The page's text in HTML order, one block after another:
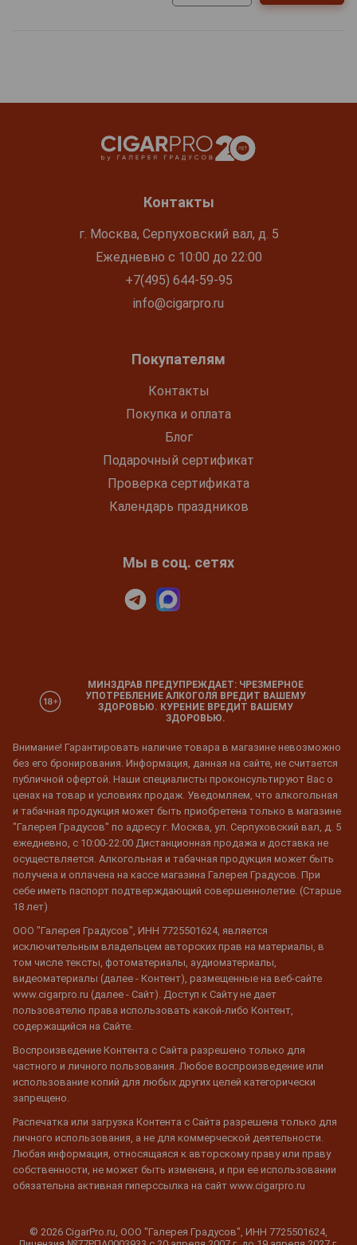
Контакты
г. Москва, Серпуховский вал, д. 5
Ежедневно с 10:00 до 22:00
+7(495) 644-59-95
info@cigarpro.ru
Покупателям
Контакты
Покупка и оплата
Блог
Подарочный сертификат
Проверка сертификата
Календарь праздников
Мы в соц. сетях
МИНЗДРАВ ПРЕДУПРЕЖДАЕТ: ЧРЕЗМЕРНОЕ
УПОТРЕБЛЕНИЕ АЛКОГОЛЯ ВРЕДИТ ВАШЕМУ
ЗДОРОВЬЮ. КУРЕНИЕ ВРЕДИТ ВАШЕМУ
ЗДОРОВЬЮ.
Внимание! Гарантировать наличие товара в магазине невозможно
без его бронирования. Информация, данная на сайте, не считается
публичной офертой. Наши специалисты проконсультируют Вас о
ценах на товар и условиях продаж. Уведомляем, что алкогольная
и табачная продукция может быть приобретена только в магазине
"Галерея Градусов" по адресу г. Москва, ул. Серпуховский вал, д. 5
ежедневно, с 10:00-22:00 Дистанционная продажа и доставка не
осуществляется. Алкогольная и табачная продукция может быть
получена и оплачена на кассе магазина Галерея Градусов. При
себе иметь паспорт подтверждающий совершеннолетие. (Старше
18 лет)
ООО "Галерея Градусов", ИНН 7725501624, является
исключительным владельцем авторских прав на материалы, в
том числе тексты, фотоматериалы, аудиоматериалы,
видеоматериалы (далее - Контент), размещенные на веб-сайте
www.cigarpro.ru (далее - Сайт). Доступ к Сайту не дает
пользователю права использовать какой-либо Контент,
содержащийся на Сайте.
Воспроизведение Контента с Сайта разрешено только для
частного и личного пользования. Любое воспроизведение или
использование копий для любых других целей категорически
запрещено.
Распечатка или загрузка Контента с Сайта разрешена только для
личного использования, а не для коммерческой деятельности.
Любая информация, относящаяся к авторскому праву или праву
собственности, не может быть изменена, и при ее использовании
обязательна активная гиперссылка на сайт www.cigarpro.ru
© 2026 CigarPro.ru, ООО "Галерея Градусов", ИНН 7725501624,